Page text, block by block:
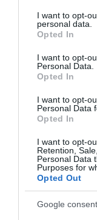
not limited to your
grant or deny
use your data for
consent section.
I want to opt-
personal data.
Opted In
I want to opt-
Personal Data.
Opted In
I want to opt-
Personal Data
Opted In
I want to opt-
Retention,
Personal Data
Purposes for
Opted Out
Google
Τουρισμός για
Ποιοι κάνουν
Έως 600 ευρώ η
09.08.2026 | 14:40
Έκτακτα μέτρα
σήμερα στην
09.08.2026 | 14:20
e-ΕΦΚΑ και
δικαιούχοι
14 Αυγούστου
09.08.2026 | 14:00
Εύβοια: Προσοχή!
απαγορεύεται η
και πεζών
Νέα τραγωδία σε
Πέθανε άνδρας